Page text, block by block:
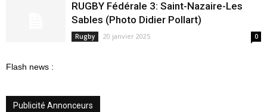
RUGBY Fédérale 3: Saint-Nazaire-Les
Sables (Photo Didier Pollart)
Rugby 20 janvier 2025 0
Flash news :
Publicité Annonceurs